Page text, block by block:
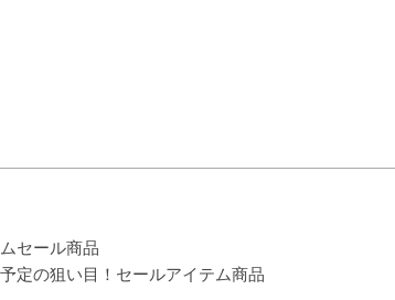
セール商品
定の狙い目！セールアイテム商品